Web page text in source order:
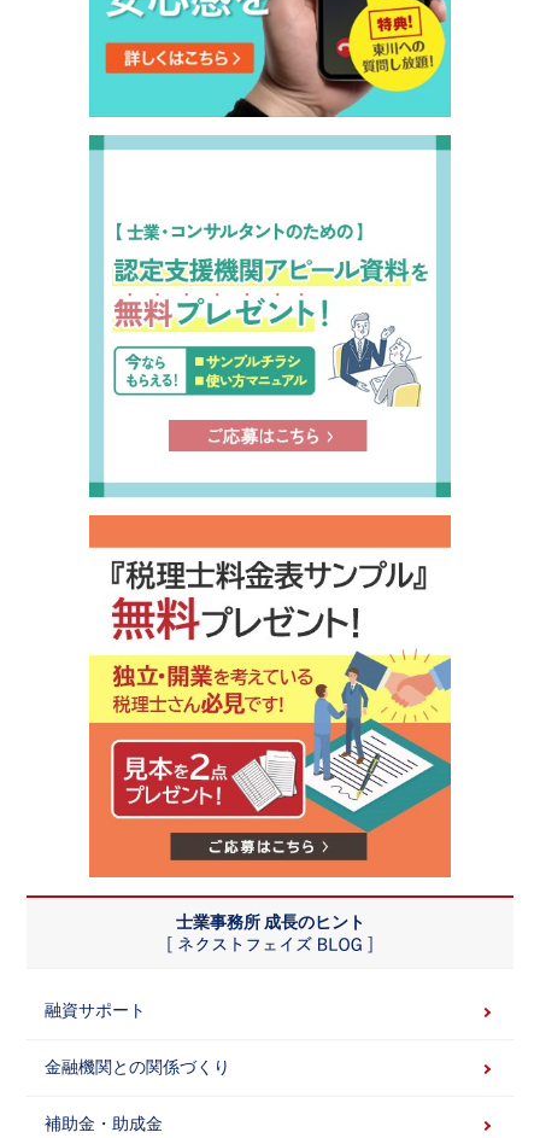
士業事務所 成長のヒント
融資サポート
金融機関との関係づくり
補助金・助成金